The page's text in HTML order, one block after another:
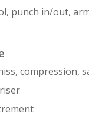
punch in/out,
compression,